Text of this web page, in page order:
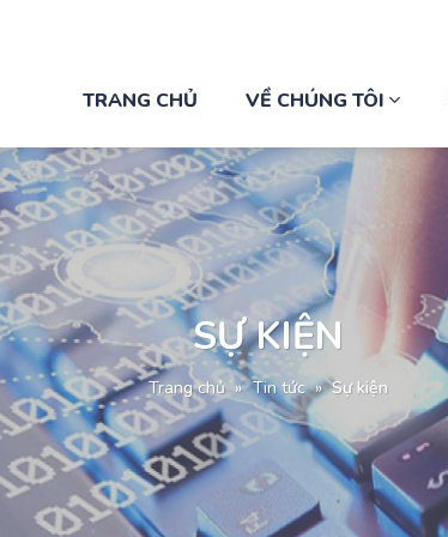
TRANG CHỦ VỀ CHÚNG TÔI
SỰ KIỆN
Trang chủ » Tin tức » Sự kiện